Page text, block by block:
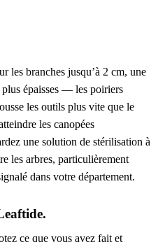
les branches jusqu’à 2 cm, une
plus épaisses — les poiriers
les outils plus vite que le
les canopées
une solution de stérilisation à
les arbres, particulièrement
dans votre département.
ce que vous avez fait et